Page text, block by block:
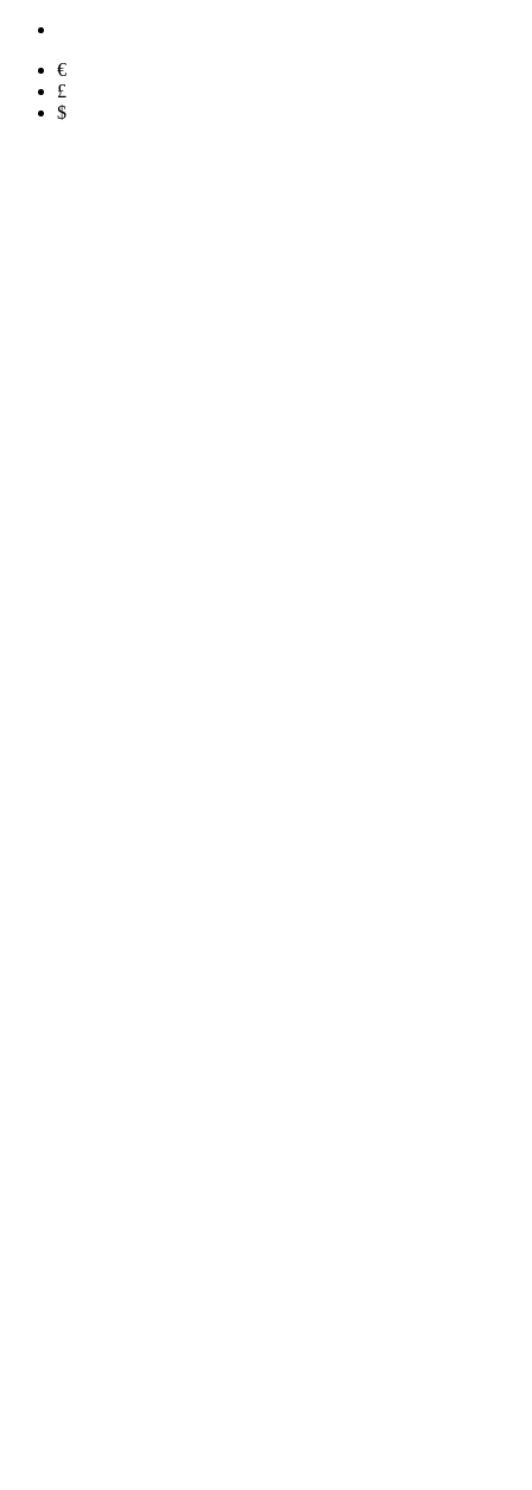
€
£
$